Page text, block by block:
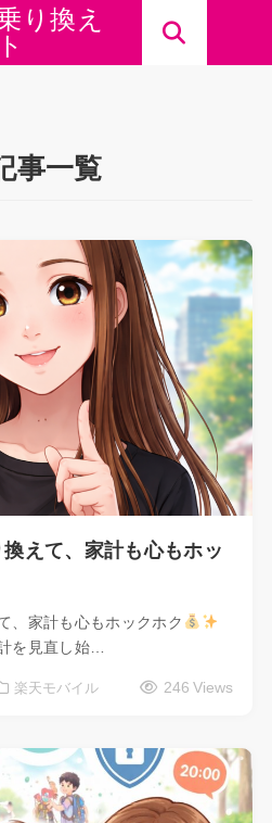
り換え
事一覧
えて、家計も心もホッ
、家計も心もホックホク
を見直し始…
楽天モバイル 246 Views